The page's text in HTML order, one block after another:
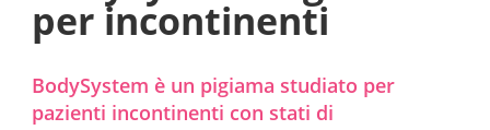
per incontinenti
BodySystem è un pigiama studiato per
pazienti incontinenti con stati di